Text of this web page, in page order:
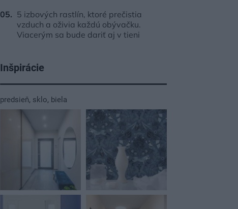
5 izbových rastlín, ktoré prečistia
vzduch a oživia každú obývačku.
Viacerým sa bude dariť aj v tieni
Inšpirácie
predsieň, sklo, biela